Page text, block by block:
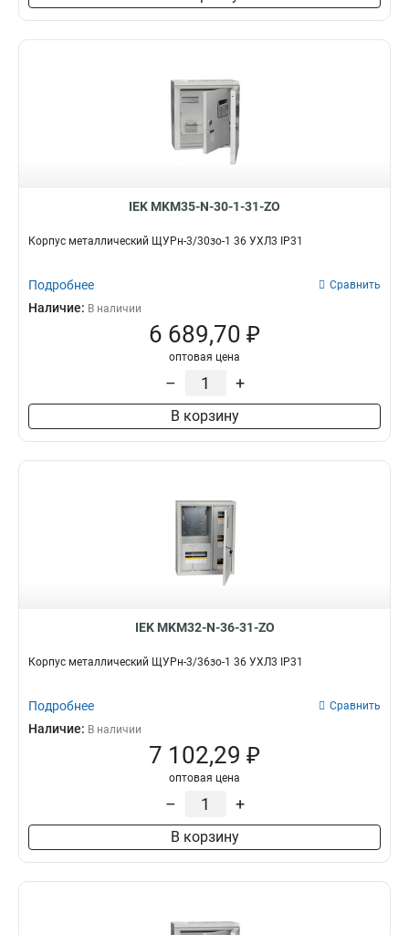
IEK MKM35-N-30-1-31-ZO
Корпус металлический ЩУРн-3/30зо-1 36 УХЛ3 IP31
Подробнее Сравнить
Наличие: В наличии
6 689,70 ₽
оптовая цена
– +
В корзину
IEK MKM32-N-36-31-ZO
Корпус металлический ЩУРн-3/36зо-1 36 УХЛ3 IP31
Подробнее Сравнить
Наличие: В наличии
7 102,29 ₽
оптовая цена
– +
В корзину